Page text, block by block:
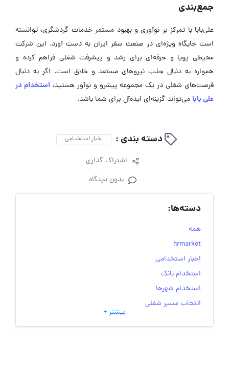
جمع‌بندی
علی‌بابا با تمرکز بر نوآوری و بهبود مستمر خدمات گردشگری، توانسته
است جایگاه ویژه‌ای در صنعت سفر ایران به دست آورد. این شرکت
محیطی پویا و حرفه‌ای برای رشد و پیشرفت شغلی فراهم کرده و
همواره به دنبال جذب نیروهای مستعد و خلاق است. اگر به دنبال
فرصت‌های شغلی در یک مجموعه پیشرو و نوآور هستید، استخدام در
علی بابامی‌تواند گزینه‌ای ایده‌آل برای شما باشد.
دسته بندی : اخبار استخدامی
اشتراک گذاری
بدون دیدگاه
دسته‌ها:
همه
hrmarket
اخبار استخدامی
استخدام بانک
استخدام شهرها
انتخاب مسیر شغلی
به‌روزرسانی‌های سایت (کارجویی)
بیشتر +